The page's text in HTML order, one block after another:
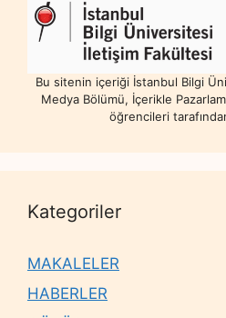
Bu sitenin içeriği İstanbul Bilgi
Medya Bölümü, İçerikle
öğrencileri
Kategoriler
MAKALELER
HABERLER